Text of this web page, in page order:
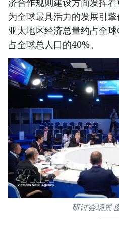
为全球最具活力的发展引
亚太地区经济总量约占全
占全球总人口的40%。
研讨会场景